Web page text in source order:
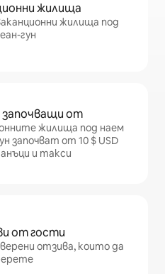
жилища
жилища под
гун
започващи от
жилища под наем
започват от 10 $ USD
и такси
от гости
отзива, които да